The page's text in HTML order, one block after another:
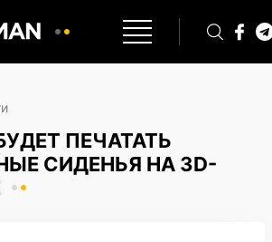
БУДЕТ ПЕЧАТАТЬ
СИДЕНЬЯ НА 3D-